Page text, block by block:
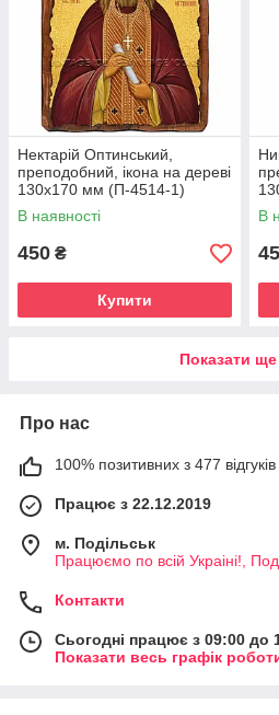
Нектарій Оптинський,
преподобний, ікона на дереві
130х170 мм (П-4514-1)
В наявності
450 ₴
Купити
В
Показати ще
Про нас
100% позитивних з 477 відгуків
Працює з 22.12.2019
м. Подільськ
Працюємо по всій Украіні!,
Контакти
Сьогодні працює з 09:00 до
Показати весь графік